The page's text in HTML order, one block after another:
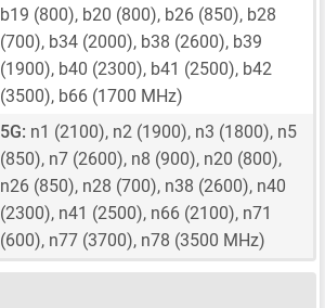
b19 (800), b20 (800), b26 (850), b28
(700), b34 (2000), b38 (2600), b39
(1900), b40 (2300), b41 (2500), b42
(3500), b66 (1700 MHz)
5G: n1 (2100), n2 (1900), n3 (1800), n5
(850), n7 (2600), n8 (900), n20 (800),
n26 (850), n28 (700), n38 (2600), n40
(2300), n41 (2500), n66 (2100), n71
(600), n77 (3700), n78 (3500 MHz)